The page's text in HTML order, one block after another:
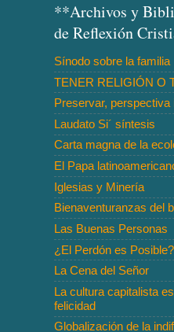
**Archivos y
de Reflexión
Sínodo sobre la familia
TENER RELIGIÓN O
Preservar, perspectiva
Laudato Si´ síntesis
Carta magna de la
El Papa
Iglesias y Minería
Bienaventuranzas del
Las Buenas Personas
¿El Perdón es Posible?
La Cena del Señor
La cultura capitalista
felicidad
Globalización de la